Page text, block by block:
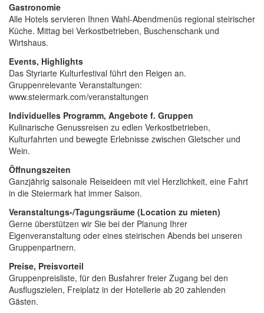
Gastronomie
Alle Hotels servieren Ihnen Wahl-Abendmenüs regional steirischer
Küche. Mittag bei Verkostbetrieben, Buschenschank und
Wirtshaus.
Events, Highlights
Das Styriarte Kulturfestival führt den Reigen an.
Gruppenrelevante Veranstaltungen:
www.steiermark.com/veranstaltungen
Individuelles Programm, Angebote f. Gruppen
Kulinarische Genussreisen zu edlen Verkostbetrieben,
Kulturfahrten und bewegte Erlebnisse zwischen Gletscher und
Wein.
Öffnungszeiten
Ganzjährig saisonale Reiseideen mit viel Herzlichkeit, eine Fahrt
in die Steiermark hat immer Saison.
Veranstaltungs-/Tagungsräume (Location zu mieten)
Gerne überstützen wir Sie bei der Planung Ihrer
Eigenveranstaltung oder eines steirischen Abends bei unseren
Gruppenpartnern.
Preise, Preisvorteil
Gruppenpreisliste, für den Busfahrer freier Zugang bei den
Ausflugszielen, Freiplatz in der Hotellerie ab 20 zahlenden
Gästen.